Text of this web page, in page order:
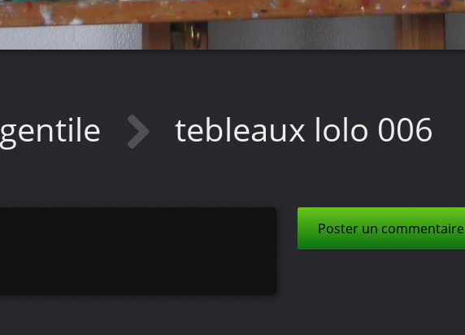
gentile tebleaux lolo 006
Poster un commentaire